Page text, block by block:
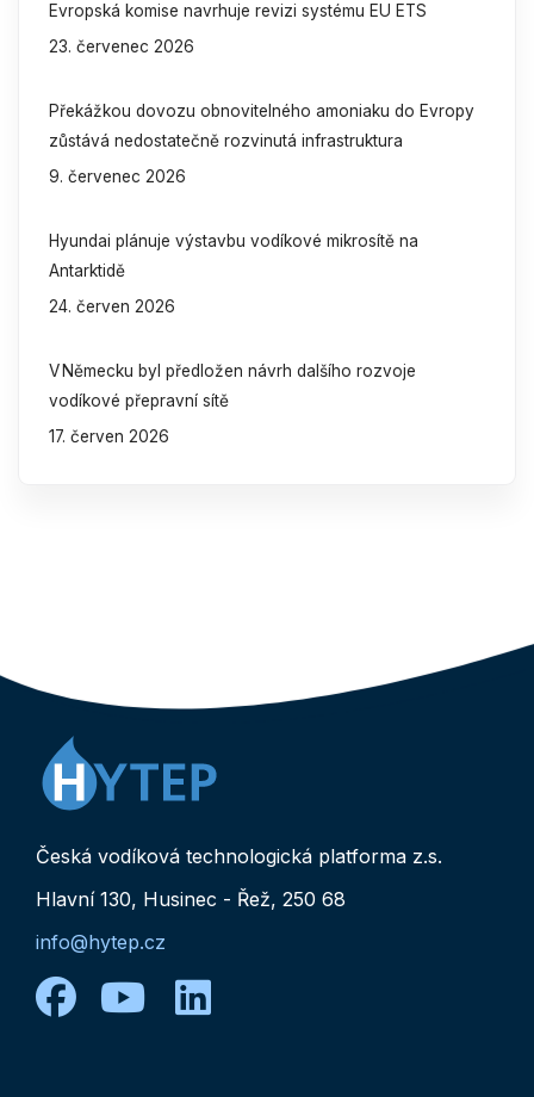
Evropská komise navrhuje revizi systému EU ETS
23. červenec 2026
Překážkou dovozu obnovitelného amoniaku do Evropy
zůstává nedostatečně rozvinutá infrastruktura
9. červenec 2026
Hyundai plánuje výstavbu vodíkové mikrosítě na
Antarktidě
24. červen 2026
V Německu byl předložen návrh dalšího rozvoje
vodíkové přepravní sítě
17. červen 2026
Česká vodíková technologická platforma z.s.
Hlavní 130, Husinec - Řež, 250 68
info@hytep.cz
facebook
youtube
linkedin